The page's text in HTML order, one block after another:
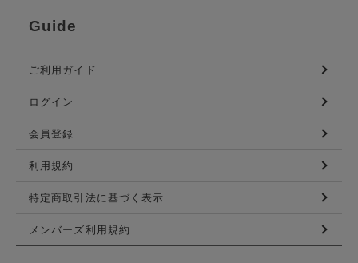
Guide
ご利用ガイド
ログイン
会員登録
利用規約
特定商取引法に基づく表示
メンバーズ利用規約